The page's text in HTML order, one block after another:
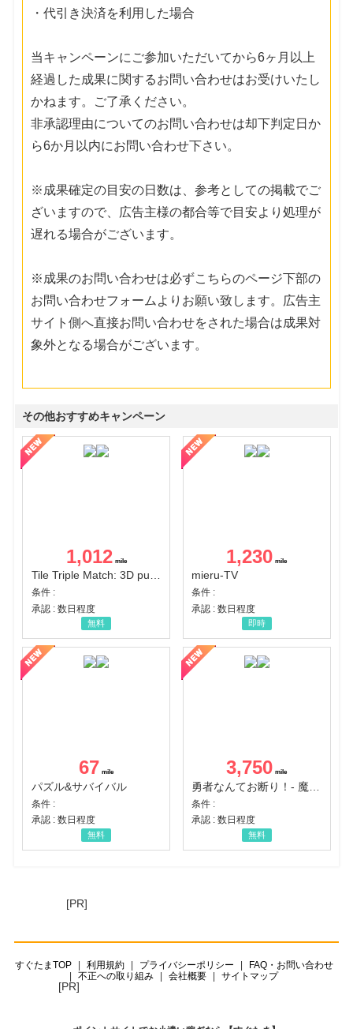
・代引き決済を利用した場合
当キャンペーンにご参加いただいてから6ヶ月以上
経過した成果に関するお問い合わせはお受けいたし
かねます。ご了承ください。
非承認理由についてのお問い合わせは却下判定日か
ら6か月以内にお問い合わせ下さい。
※成果確定の目安の日数は、参考としての掲載でご
ざいますので、広告主様の都合等で目安より処理が
遅れる場合がございます。
※成果のお問い合わせは必ずこちらのページ下部の
お問い合わせフォームよりお願い致します。広告主
サイト側へ直接お問い合わせをされた場合は成果対
象外となる場合がございます。
その他おすすめキャンペーン
1,012
Tile Triple Match: 3D puzzle
条件 :
承認 : 数日程度
無料
1,230
mieru-TV
条件 :
承認 : 数日程度
即時
67
パズル&サバイバル
条件 :
承認 : 数日程度
無料
3,750
条件 :
承認 : 数日程度
無料
[PR]
すぐたまTOP 利用規約 プライバシーポリシー
FAQ・お問い合わせ
不正への取り組み
会社概要 サイトマップ
[PR]